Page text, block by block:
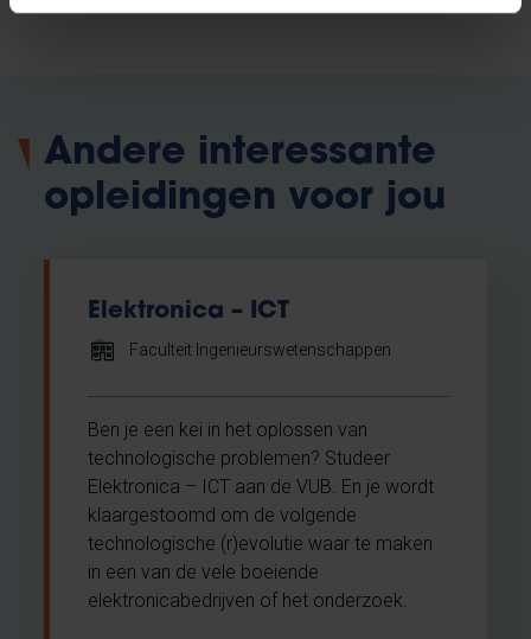
Andere interessante
opleidingen voor jou
Elektronica – ICT
Faculteit Ingenieurswetenschappen
Ben je een kei in het oplossen van
technologische problemen? Studeer
Elektronica – ICT aan de VUB. En je wordt
klaargestoomd om de volgende
technologische (r)evolutie waar te maken
in een van de vele boeiende
elektronicabedrijven of het onderzoek.